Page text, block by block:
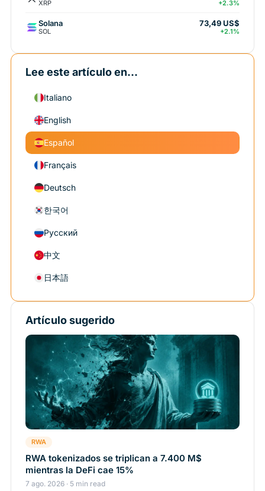
XRP +2.3%
Solana
SOL
73,49 US$
+2.1%
Lee este artículo en...
Italiano
English
Español
Français
Deutsch
한국어
Русский
中文
日本語
Artículo sugerido
RWA
RWA tokenizados se triplican a 7.400 M$
mientras la DeFi cae 15%
7 ago. 2026 · 5 min read